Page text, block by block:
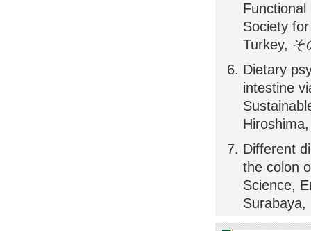
Society
Turkey, そ
Dietary
intestine
Different
the colon
Science,
Surabaya,